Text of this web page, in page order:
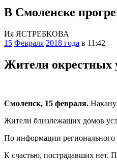
В Смоленске
Ия ЯСТРЕБКОВА
15 Февраля 2018 года в 11:42
Жители окрестных
Смоленск, 15 февраля.
Жители близлежащих домов
По информации регионального
К счастью, пострадавших нет.